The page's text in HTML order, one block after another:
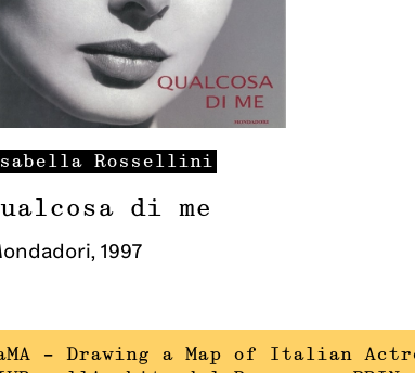
Rossellini
di me
, 1997
– Drawing a Map of Italian